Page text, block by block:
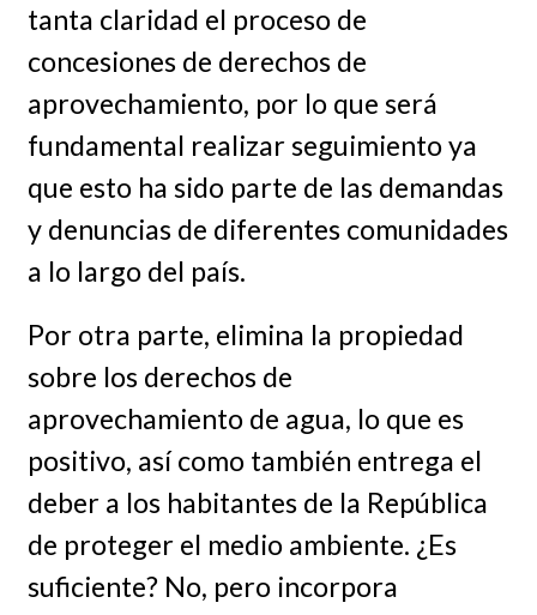
tanta claridad el proceso de
concesiones de derechos de
aprovechamiento, por lo que será
fundamental realizar seguimiento ya
que esto ha sido parte de las demandas
y denuncias de diferentes comunidades
a lo largo del país.
Por otra parte, elimina la propiedad
sobre los derechos de
aprovechamiento de agua, lo que es
positivo, así como también entrega el
deber a los habitantes de la República
de proteger el medio ambiente. ¿Es
suficiente? No, pero incorpora